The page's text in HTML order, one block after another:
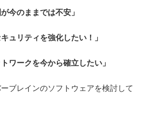
今のままでは不安」
ュリティを強化したい！」
ワークを今から確立したい」
ブレインのソフトウェアを検討して